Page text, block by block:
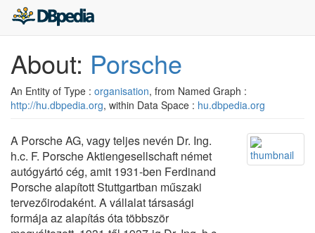
About: Porsche
An Entity of Type : organisation, from Named Graph :
http://hu.dbpedia.org, within Data Space : hu.dbpedia.org
A Porsche AG, vagy teljes nevén Dr. Ing.
h.c. F. Porsche Aktiengesellschaft német
autógyártó cég, amit 1931-ben Ferdinand
Porsche alapított Stuttgartban műszaki
tervezőirodaként. A vállalat társasági
formája az alapítás óta többször